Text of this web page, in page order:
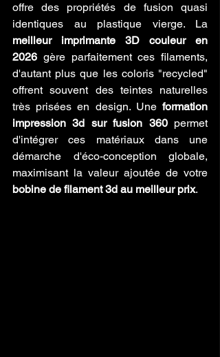
offre des propriétés de fusion quasi
meilleur imprimante 3D couleur en
2026 gère parfaitement ces filaments,
d'autant plus que les coloris "recycled"
offrent souvent des teintes naturelles
très prisées en design. Une formation
impression 3d sur fusion 360 permet
d'intégrer ces matériaux dans une
démarche d'éco-conception globale,
bobine de filament 3d au meilleur prix.